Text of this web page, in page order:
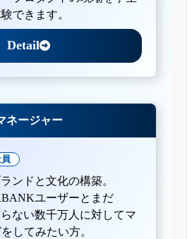
できます。
Detail
ネージャー
ンドと文化の構築。
ユーザーとまだ
ない数千万人に対してマ
してみたい方。